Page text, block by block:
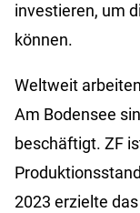
investieren, um
können.
Weltweit
Am Bodensee
beschäftigt. ZF
2023 erzielte